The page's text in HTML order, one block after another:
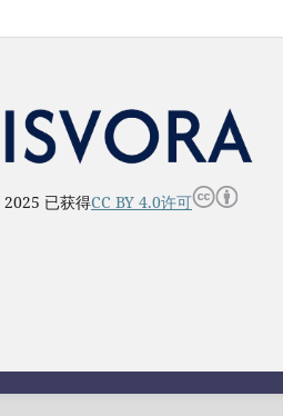
已获得CC BY 4.0许可